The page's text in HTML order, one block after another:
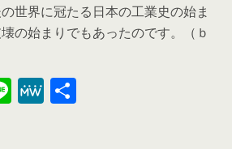
世界に冠たる日本の工業史の始ま
の始まりでもあったのです。（ｂ
Li
n
M
e